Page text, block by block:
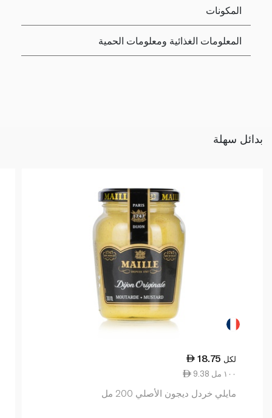
المكونات
المعلومات الغذائية ومعلومات الحمية
بدائل سهلة
18.75 لكل
9.38 ١٠٠ مل
مايلي خردل ديجون الأصلي 200 مل